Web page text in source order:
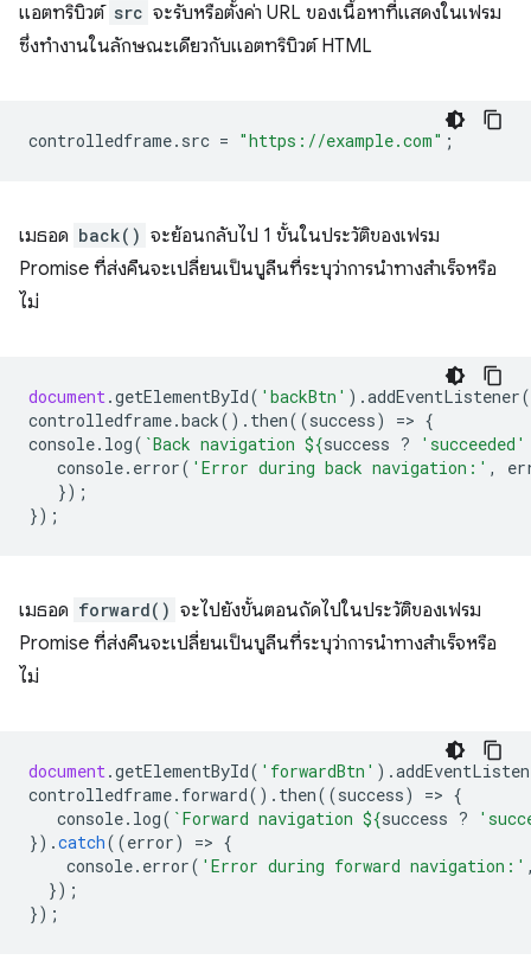
แอตทริบิวต์ src จะรับหรือตั้งค่า URL ของเนื้อหาที่แสดงในเฟรม
ซึ่งทำงานในลักษณะเดียวกับแอตทริบิวต์ HTML
controlledframe. src = "https://example.com" ;
เมธอด back() จะย้อนกลับไป 1 ขั้นในประวัติของเฟรม
Promise ที่ส่งคืนจะเปลี่ยนเป็นบูลีนที่ระบุว่าการนำทางสำเร็จหรือ
ไม่
document.getElementById( 'backBtn' ).addEventListener(
controlledframe.back(). then((success) => {
console. log( `Back navigation ${success ?
'succeeded'
console. error( 'Error during back navigation:' ,
});
});
เมธอด forward() จะไปยังขั้นตอนถัดไปในประวัติของเฟรม
Promise ที่ส่งคืนจะเปลี่ยนเป็นบูลีนที่ระบุว่าการนำทางสำเร็จหรือ
ไม่
document.getElementById( 'forwardBtn' ).
controlledframe. forward(). then((success) => {
console. log( `Forward navigation ${success ?
}).catch((error) => {
console. error( 'Error during forward navigation:'
});
});